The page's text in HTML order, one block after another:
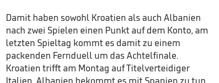
Damit haben sowohl Kroatien als auch Albanien
nach zwei Spielen einen Punkt auf dem Konto, am
letzten Spieltag kommt es damit zu einem
packenden Fernduell um das Achtelfinale.
Kroatien trifft am Montag auf Titelverteidiger